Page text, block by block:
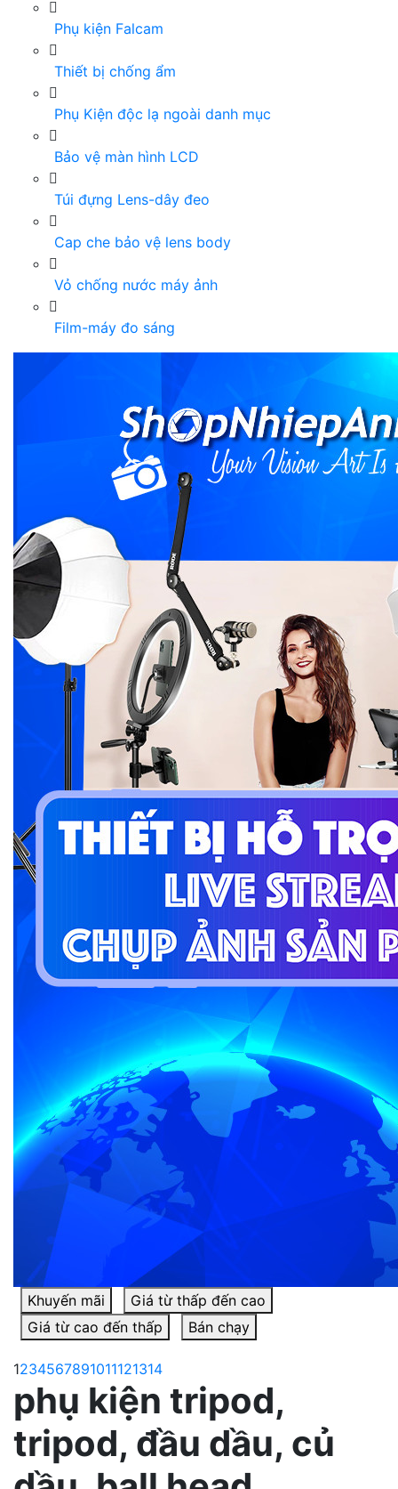
Phụ kiện Falcam
Thiết bị chống ẩm
Phụ Kiện độc lạ ngoài danh mục
Bảo vệ màn hình LCD
Túi đựng Lens-dây đeo
Cap che bảo vệ lens body
Vỏ chống nước máy ảnh
Film-máy đo sáng
Khuyến mãi
Giá từ thấp đến cao
Giá từ cao đến thấp
Bán chạy
1234567891011121314
phụ kiện tripod,
tripod, đầu dầu, củ